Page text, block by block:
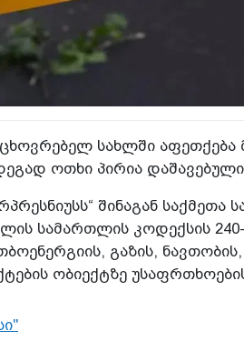
სახლში
ოთხი პირია
შინაგან საქმეთა
სამართლის კოდექსის
გაზის, ნავთობის,
ობიექტზე